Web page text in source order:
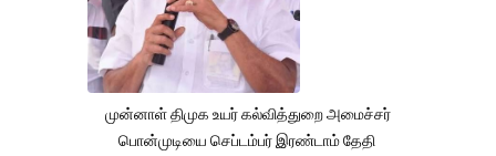
முன்னாள் திமுக உயர் கல்வித்துறை அமைச்சர்
பொன்முடியை செப்டம்பர் இரண்டாம் தேதி